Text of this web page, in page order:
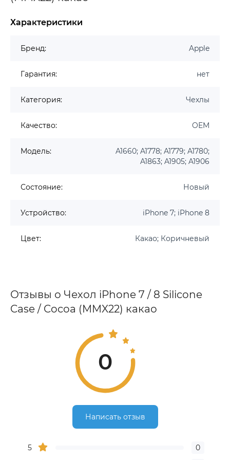
Характеристики
Бренд: Apple
Гарантия: нет
Категория: Чехлы
Качество: OEM
Модель:
A1660; A1778; A1779; A1780;
A1863; A1905; A1906
Состояние: Новый
Устройство: iPhone 7; iPhone 8
Цвет: Какао; Коричневый
Отзывы о Чехол iPhone 7 / 8 Silicone
Case / Cocoa (MMX22) какао
0
Написать отзыв
5
0